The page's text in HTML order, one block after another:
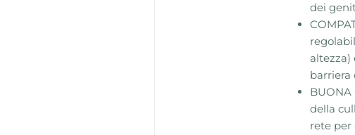
dei
altezza)
barriera
BUONA
della
rete per